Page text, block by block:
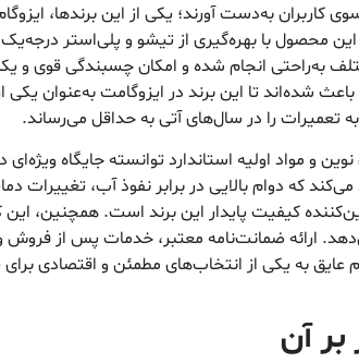
کاربران به‌دست آورند؛ یکی از این برندها،
این محصول با بهره‌گیری از تیشو و پلی‌استر
به‌راحتی انجام شده و امکان چسبندگی قوی و
شده‌اند تا این برند در ایزوگامت به‌عنوان یکی
تعمیرات را در سال‌های آتی به حداقل می‌رساند.
و مواد اولیه استاندارد توانسته جایگاه ویژه‌ای
که دوام بالایی در برابر نفوذ آب، تغییرات
کیفیت پایدار این برند است. همچنین، این
ارائه ضمانت‌نامه معتبر، خدمات پس از
به یکی از انتخاب‌های مطمئن و اقتصادی برای
بر آن